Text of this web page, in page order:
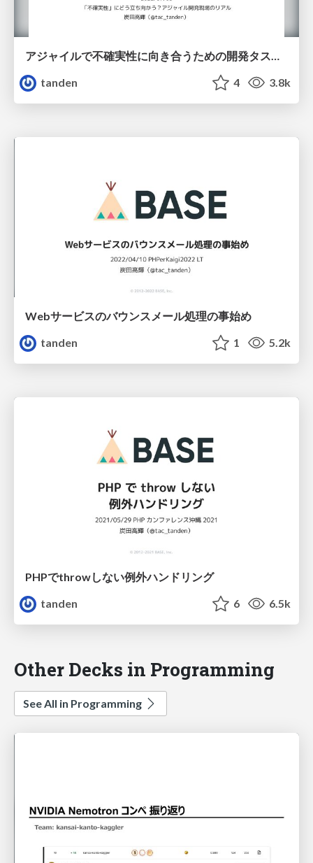
アジャイルで不確実性に向き合うための開発タスクの切り方
tanden
4 3.8k
Webサービスのバウンスメール処理の事始め
tanden
1 5.2k
PHPでthrowしない例外ハンドリング
tanden
6 6.5k
Other Decks in Programming
See All in Programming